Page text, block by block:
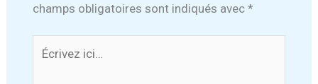
champs obligatoires sont indiqués avec *
ici…